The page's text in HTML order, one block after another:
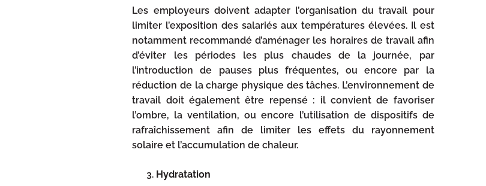
Les employeurs doivent adapter l’organisation du travail pour
limiter l’exposition des salariés aux températures élevées. Il est
notamment recommandé d’aménager les horaires de travail afin
d’éviter les périodes les plus chaudes de la journée, par
l’introduction de pauses plus fréquentes, ou encore par la
réduction de la charge physique des tâches. L’environnement de
travail doit également être repensé : il convient de favoriser
l’ombre, la ventilation, ou encore l’utilisation de dispositifs de
rafraîchissement afin de limiter les effets du rayonnement
solaire et l’accumulation de chaleur.
Hydratation